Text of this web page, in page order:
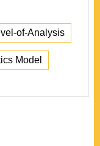
of-Analysis
Model